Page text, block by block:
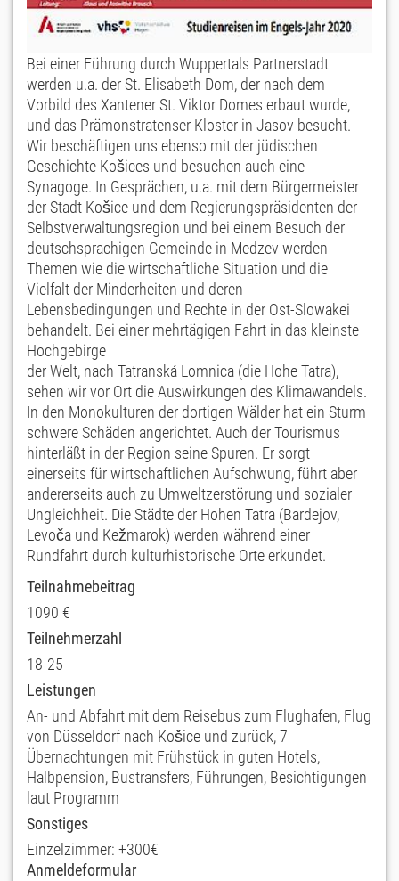
Bei einer Führung durch Wuppertals Partnerstadt
werden u.a. der St. Elisabeth Dom, der nach dem
Vorbild des Xantener St. Viktor Domes erbaut wurde,
und das Prämonstratenser Kloster in Jasov besucht.
Wir beschäftigen uns ebenso mit der jüdischen
Geschichte Košices und besuchen auch eine
Synagoge. In Gesprächen, u.a. mit dem Bürgermeister
der Stadt Košice und dem Regierungspräsidenten der
Selbstverwaltungsregion und bei einem Besuch der
deutschsprachigen Gemeinde in Medzev werden
Themen wie die wirtschaftliche Situation und die
Vielfalt der Minderheiten und deren
Lebensbedingungen und Rechte in der Ost-Slowakei
behandelt. Bei einer mehrtägigen Fahrt in das kleinste
Hochgebirge
der Welt, nach Tatranská Lomnica (die Hohe Tatra),
sehen wir vor Ort die Auswirkungen des Klimawandels.
In den Monokulturen der dortigen Wälder hat ein Sturm
schwere Schäden angerichtet. Auch der Tourismus
hinterläßt in der Region seine Spuren. Er sorgt
einerseits für wirtschaftlichen Aufschwung, führt aber
andererseits auch zu Umweltzerstörung und sozialer
Ungleichheit. Die Städte der Hohen Tatra (Bardejov,
Levoča und Kežmarok) werden während einer
Rundfahrt durch kulturhistorische Orte erkundet.
Teilnahmebeitrag
1090 €
Teilnehmerzahl
18-25
Leistungen
An- und Abfahrt mit dem Reisebus zum Flughafen, Flug
von Düsseldorf nach Košice und zurück, 7
Übernachtungen mit Frühstück in guten Hotels,
Halbpension, Bustransfers, Führungen, Besichtigungen
laut Programm
Sonstiges
Einzelzimmer: +300€
Anmeldeformular